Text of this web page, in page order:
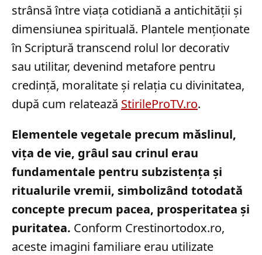
strânsă între viața cotidiană a antichității și
dimensiunea spirituală. Plantele menționate
în Scriptură transcend rolul lor decorativ
sau utilitar, devenind metafore pentru
credință, moralitate și relația cu divinitatea,
după cum relatează StirileProTV.ro.
Elementele vegetale precum măslinul,
vița de vie, grâul sau crinul erau
fundamentale pentru subzistența și
ritualurile vremii, simbolizând totodată
concepte precum pacea, prosperitatea și
puritatea. Conform Crestinortodox.ro,
aceste imagini familiare erau utilizate